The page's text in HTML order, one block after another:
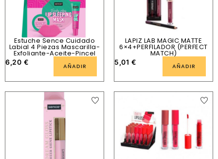
Estuche Sence Cuidado
Labial 4 Piezas Mascarilla-
Exfoliante-Aceite-Pincel
6,20 € AÑADIR
LAPIZ LAB MAGIC MATTE
6×4+PERFILADOR (PERFECT
MATCH)
5,01 € AÑADIR